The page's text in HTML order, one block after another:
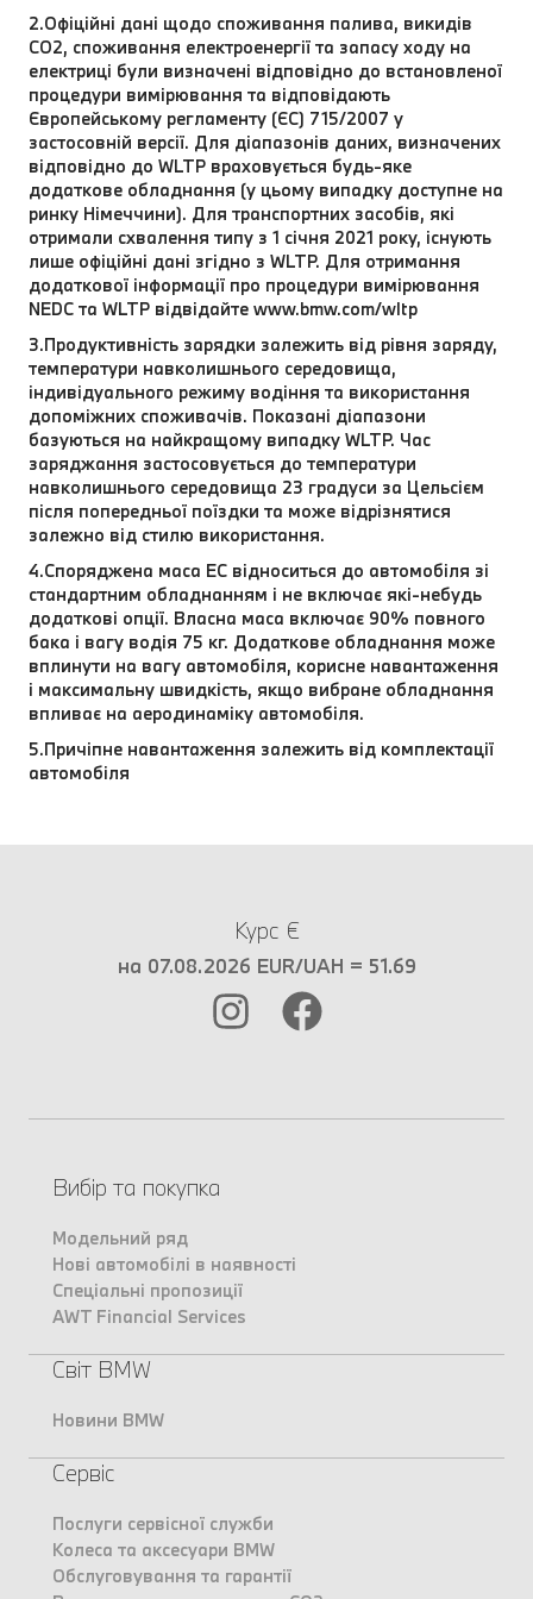
2.Офіційні дані щодо споживання палива, викидів
CO2, споживання електроенергії та запасу ходу на
електриці були визначені відповідно до встановленої
процедури вимірювання та відповідають
Європейському регламенту (ЄС) 715/2007 у
застосовній версії. Для діапазонів даних, визначених
відповідно до WLTP враховується будь-яке
додаткове обладнання (у цьому випадку доступне на
ринку Німеччини). Для транспортних засобів, які
отримали схвалення типу з 1 січня 2021 року, існують
лише офіційні дані згідно з WLTP. Для отримання
додаткової інформації про процедури вимірювання
NEDC та WLTP відвідайте www.bmw.com/wltp
3.Продуктивність зарядки залежить від рівня заряду,
температури навколишнього середовища,
індивідуального режиму водіння та використання
допоміжних споживачів. Показані діапазони
базуються на найкращому випадку WLTP. Час
заряджання застосовується до температури
навколишнього середовища 23 градуси за Цельсієм
після попередньої поїздки та може відрізнятися
залежно від стилю використання.
4.Споряджена маса EC відноситься до автомобіля зі
стандартним обладнанням і не включає які-небудь
додаткові опції. Власна маса включає 90% повного
бака і вагу водія 75 кг. Додаткове обладнання може
вплинути на вагу автомобіля, корисне навантаження
і максимальну швидкість, якщо вибране обладнання
впливає на аеродинаміку автомобіля.
5.Причіпне навантаження залежить від комплектації
автомобіля
Курс €
на 07.08.2026 EUR/UAH = 51.69
Вибір та покупка
Модельний ряд
Нові автомобілі в наявності
Спеціальні пропозиції
AWT Financial Services
Світ BMW
Новини BMW
Сервіс
Послуги сервісної служби
Колеса та аксесуари BMW
Обслуговування та гарантії